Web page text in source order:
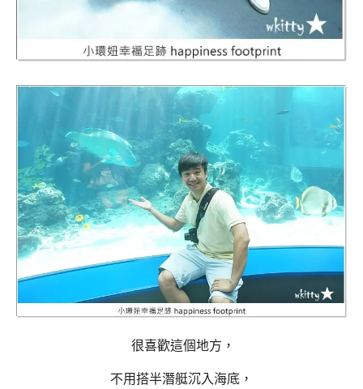
很喜歡這個地方，
不用搭半潛艇沉入海底，